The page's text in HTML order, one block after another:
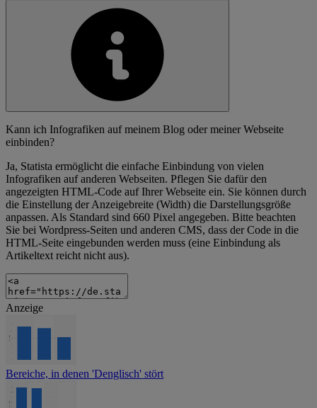
Kann ich Infografiken auf meinem Blog oder meiner Webseite
einbinden?
Ja, Statista ermöglicht die einfache Einbindung von vielen
Infografiken auf anderen Webseiten. Pflegen Sie dafür den
angezeigten HTML-Code auf Ihrer Webseite ein. Sie können durch
die Einstellung der Anzeigebreite (Width) die Darstellungsgröße
anpassen. Als Standard sind 660 Pixel angegeben. Bitte beachten
Sie bei Wordpress-Seiten und anderen CMS, dass der Code in die
HTML-Seite eingebunden werden muss (eine Einbindung als
Artikeltext reicht nicht aus).
Anzeige
Bereiche, in denen 'Denglisch' stört